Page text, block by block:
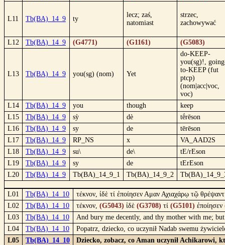
L11 Tb(BA)_14_9 ty
lecz; zaś,
natomiast
strzec,
zachowywać
L12 Tb(BA)_14_9 (G4771) (G1161) (G5083)
L13 Tb(BA)_14_9 you(sg) (nom) Yet
do-KEEP-
you(sg)!,
to-KEEP (fut
ptcp)
(nom|acc|voc,
voc)
L14
Tb(BA)_14_9 you though
keep
L15
Tb(BA)_14_9 sỳ dè
tḗrēson
L16
Tb(BA)_14_9 sy de
tērēson
L17
Tb(BA)_14_9 RP_NS x
VA_AAD2S
L18
Tb(BA)_14_9 su\ de\
tE/rEson
L19
Tb(BA)_14_9 sy de
tErEson
L20
Tb(BA)_14_9 Tb(BA)_14_9_1 Tb(BA)_14_9_2
L01 Tb(BA)_14_10
τέκνον, ἰδὲ τί ἐποίησεν Αμαν Αχιαχάρῳ τῷ
L02
Tb(BA)_14_10 τέκνον, (G5043) ἰδὲ (G3708) τί (G5101) ἐποίησεν
L03
Tb(BA)_14_10
And bury me decently, and thy mother with me;
L04
Tb(BA)_14_10
Popatrz, dziecko, co uczynił Nadab swemu
L05
Tb(BA)_14_10
Dziecko, zobacz, co Aman uczynił Achikarowi,